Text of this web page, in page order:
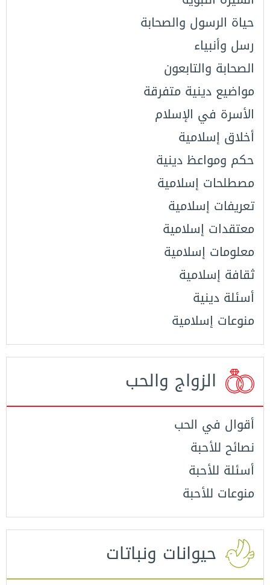
حياة الرسول والصحابة
رسل وأنبياء
الصحابة والتابعون
مواضيع دينية متفرقة
الأسرة في الإسلام
أخلاق إسلامية
حكم ومواعظ دينية
مصطلحات إسلامية
تعريفات إسلامية
معتقدات إسلامية
معلومات إسلامية
ثقافة إسلامية
أسئلة دينية
منوعات إسلامية
الزواج والحب
أقوال في الحب
نصائح للأحبة
أسئلة للأحبة
منوعات للأحبة
حيوانات ونباتات